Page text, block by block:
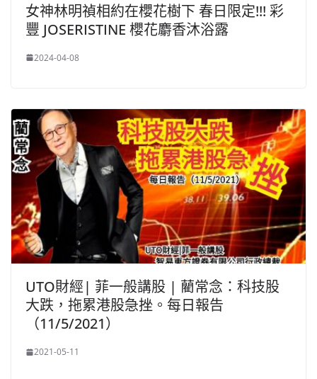
女神林明禎相約在櫻花樹下 春日限定!!! 彩
豐 JOSERISTINE 櫻花麝香沐浴露
2024-04-08
UTO財經| 菲一般講股 | 藺常念：科技股
大跌，拖累港股急挫。每日報告
（11/5/2021）
2021-05-11